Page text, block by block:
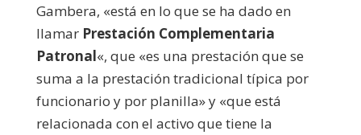
Gambera, «está en lo que se ha dado en
llamar Prestación Complementaria
Patronal«, que «es una prestación que se
suma a la prestación tradicional típica por
funcionario y por planilla» y «que está
relacionada con el activo que tiene la